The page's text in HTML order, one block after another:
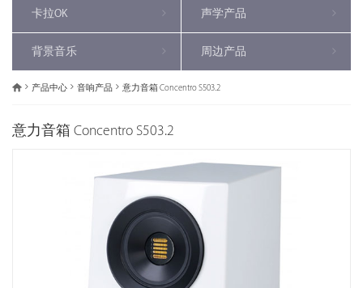
卡拉OK 声学产品
背景音乐 周边产品
产品中心 音响产品 意力音箱 Concentro S503.2
意力音箱 Concentro S503.2